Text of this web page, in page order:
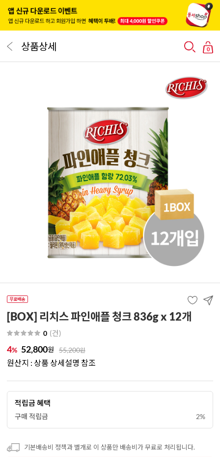
상품상세 0
[BOX] 리치스 파인애플 청크 836g x 12개
0 (건)
4% 52,800원 55,200원
원산지 : 상품 상세설명 참조
적립금 혜택
구매 적립금 2%
기본배송비 정책과 별개로 이 상품만 배송비가 무료로 처리됩니다.